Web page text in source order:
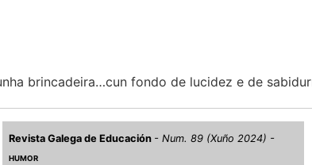
brincadeira…cun fondo de lucidez e de
Revista Galega de Educación Num. 89 (Xuño 2024)
HUMOR